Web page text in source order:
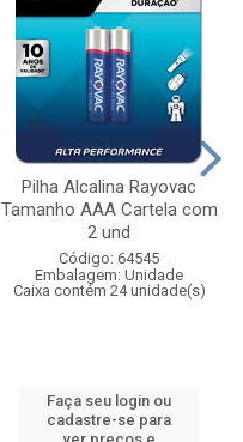
Pilha Alcalina Rayovac
Tamanho AAA Cartela com
2 und
Código: 64545
Embalagem: Unidade
Caixa contém 24 unidade(s)
Faça seu login ou
cadastre-se para